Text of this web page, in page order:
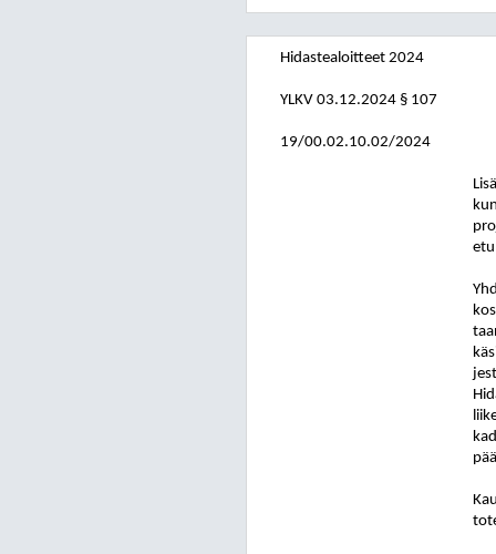
Hidastealoitteet 2024
YLKV 03.12.2024 § 107
19/00.02.10.02/2024
jes